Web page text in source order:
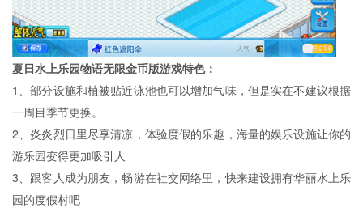
夏日水上乐园物语无限金币版游戏特色：
1、部分设施和植被贴近泳池也可以增加气味，但是实在不建议根据
一周目季节更换。
2、炎炎烈日里尽享清凉，体验度假的乐趣，海量的娱乐设施让你的
游乐园变得更加吸引人
3、跟客人成为朋友，畅游在社交网络里，快来建设拥有华丽水上乐
园的度假村吧